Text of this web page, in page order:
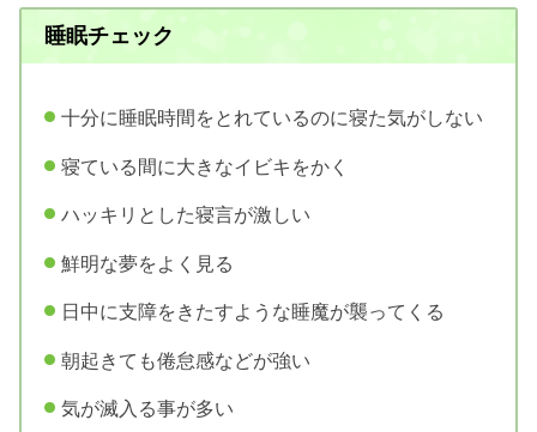
睡眠チェック
十分に睡眠時間をとれているのに寝た気がしない
寝ている間に大きなイビキをかく
ハッキリとした寝言が激しい
鮮明な夢をよく見る
日中に支障をきたすような睡魔が襲ってくる
朝起きても倦怠感などが強い
気が滅入る事が多い